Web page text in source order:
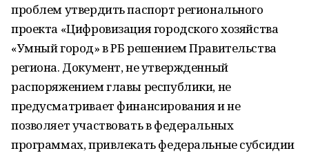
проблем утвердить паспорт регионального
проекта «Цифровизация городского хозяйства
«Умный город» в РБ решением Правительства
региона. Документ, не утвержденный
распоряжением главы республики, не
предусматривает финансирования и не
позволяет участвовать в федеральных
программах, привлекать федеральные субсидии